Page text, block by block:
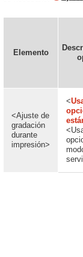
Elemento
<Ajuste de
gradación
durante
impresión>
<